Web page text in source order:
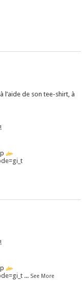
de son tee-shirt, à
... See More